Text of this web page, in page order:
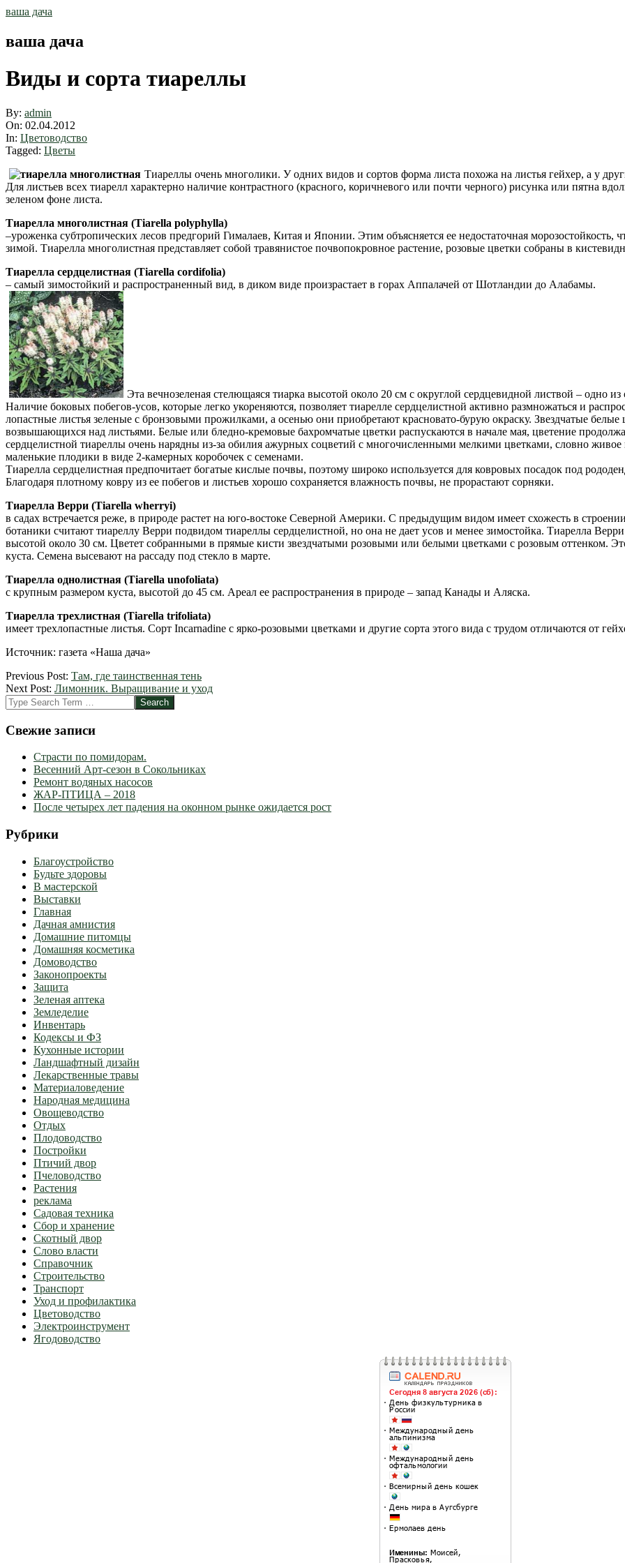
Skip
ваша дача
ваша дача
Виды и сорта тиареллы
By: admin
On: 02.04.2012
In: Цветоводство
Tagged: Цветы
Тиареллы очень многолики. У одних видов и сортов форма листа похожа на листья гейхер, а у
Для листьев всех тиарелл характерно наличие контрастного (красного, коричневого или почти черного) рисунка или пятна
зеленом фоне листа.
Тиарелла многолистная (Tiarella polyphylla)
–уроженка субтропических лесов предгорий Гималаев, Китая и Японии. Этим объясняется ее недостаточная морозостойкость,
зимой. Тиарелла многолистная представляет собой травянистое почвопокровное растение, розовые цветки собраны в
Тиарелла сердцелистная (Tiarella cordifolia)
– самый зимостойкий и распространенный вид, в диком виде произрастает в горах Аппалачей от Шотландии до Алабамы.
Эта вечнозеленая стелющаяся тиарка высотой около 20 см с округлой сердцевидной листвой – одно
Наличие боковых побегов-усов, которые легко укореняются, позволяет тиарелле сердцелистной активно размножаться и
лопастные листья зеленые с бронзовыми прожилками, а осенью они приобретают красновато-бурую окраску. Звездчатые белые
возвышающихся над листьями. Белые или бледно-кремовые бахромчатые цветки распускаются в начале мая, цветение
сердцелистной тиареллы очень нарядны из-за обилия ажурных соцветий с многочисленными мелкими цветками, словно живое
маленькие плодики в виде 2-камерных коробочек с семенами.
Тиарелла сердцелистная предпочитает богатые кислые почвы, поэтому широко используется для ковровых посадок под
Благодаря плотному ковру из ее побегов и листьев хорошо сохраняется влажность почвы, не прорастают сорняки.
Тиарелла Верри (Tiarella wherryi)
в садах встречается реже, в природе растет на юго-востоке Северной Америки. С предыдущим видом имеет схожесть в
ботаники считают тиареллу Верри подвидом тиареллы сердцелистной, но она не дает усов и менее зимостойка. Тиарелла
высотой около 30 см. Цветет собранными в прямые кисти звездчатыми розовыми или белыми цветками с розовым оттенком.
куста. Семена высевают на рассаду под стекло в марте.
Тиарелла однолистная (Tiarella unofoliata)
с крупным размером куста, высотой до 45 см. Ареал ее распространения в природе – запад Канады и Аляска.
Тиарелла трехлистная (Tiarella trifoliata)
имеет трехлопастные листья. Сорт Incarnadine с ярко-розовыми цветками и другие сорта этого вида с трудом отличаются от
Источник: газета «Наша дача»
2012-
04-
02
Previous Post: Там, где таинственная тень
Next Post: Лимонник. Выращивание и уход
Search
Свежие записи
Страсти по помидорам.
Весенний Арт-сезон в Сокольниках
Ремонт водяных насосов
ЖАР-ПТИЦА – 2018
После четырех лет падения на оконном рынке ожидается рост
Рубрики
Благоустройство
Будьте здоровы
В мастерской
Выставки
Главная
Дачная амнистия
Домашние питомцы
Домашняя косметика
Домоводство
Законопроекты
Защита
Зеленая аптека
Земледелие
Инвентарь
Кодексы и ФЗ
Кухонные истории
Ландшафтный дизайн
Лекарственные травы
Материаловедение
Народная медицина
Овощеводство
Отдых
Плодоводство
Постройки
Птичий двор
Пчеловодство
Растения
реклама
Садовая техника
Сбор и хранение
Скотный двор
Слово власти
Справочник
Строительство
Транспорт
Уход и профилактика
Цветоводство
Электроинструмент
Ягодоводство